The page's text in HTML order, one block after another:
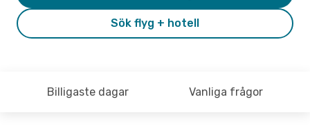
Sök flyg + hotell
Billigaste dagar Vanliga frågor